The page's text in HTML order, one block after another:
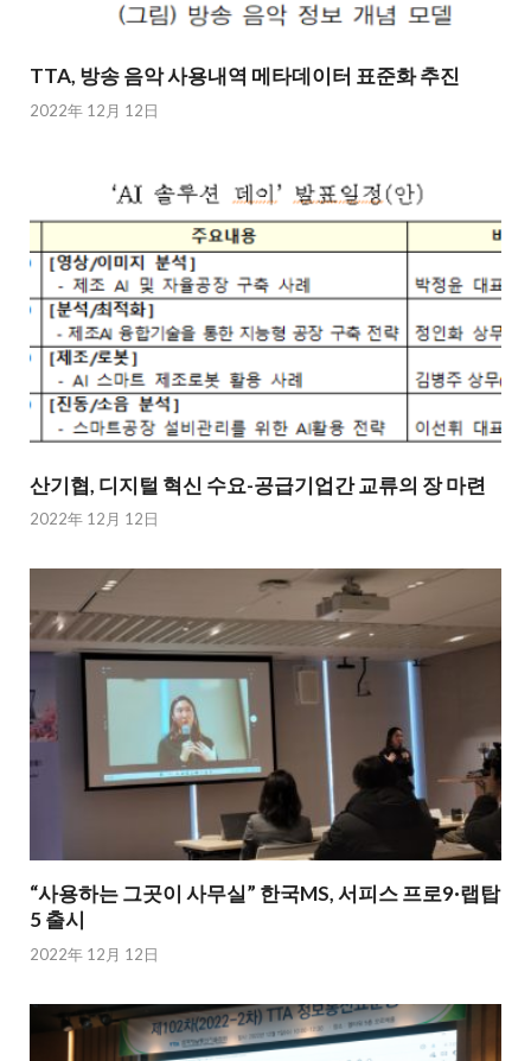
TTA, 방송 음악 사용내역 메타데이터 표준화 추진
2022年 12月 12日
산기협, 디지털 혁신 수요-공급기업간 교류의 장 마련
2022年 12月 12日
“사용하는 그곳이 사무실” 한국MS, 서피스 프로9·랩탑
5 출시
2022年 12月 12日